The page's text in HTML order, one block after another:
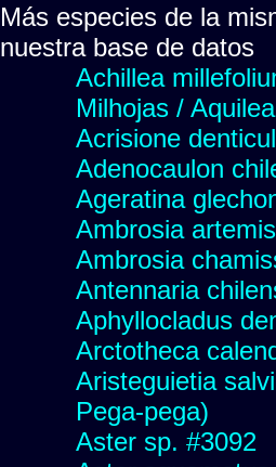
Más especies de la
nuestra base de datos
Achillea
Milhojas /
Acrisione
Adenocaulon
Ageratina
Ambrosia
Ambrosia
Antennaria
Aphyllocladus
Arctotheca
Aristeguietia
Pega-pega)
Aster sp. #3092